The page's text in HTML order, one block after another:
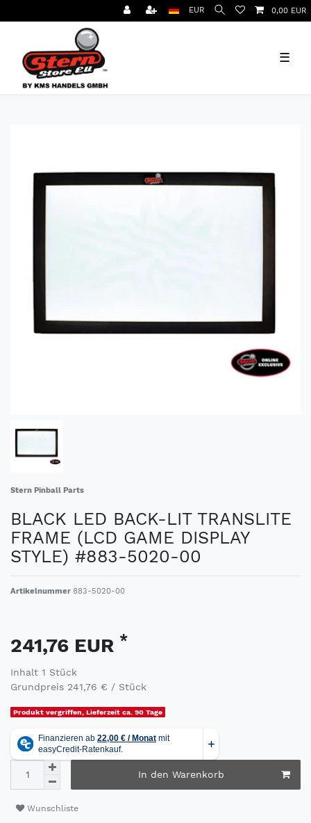
EUR 0,00 EUR
☰
Stern Pinball Parts
BLACK LED BACK-LIT TRANSLITE
FRAME (LCD GAME DISPLAY
STYLE) #883-5020-00
Artikelnummer 883-5020-00
241,76 EUR *
Inhalt 1 Stück
Grundpreis 241,76 € / Stück
Produkt vergriffen, Lieferzeit ca. 90 Tage
In den Warenkorb
Wunschliste